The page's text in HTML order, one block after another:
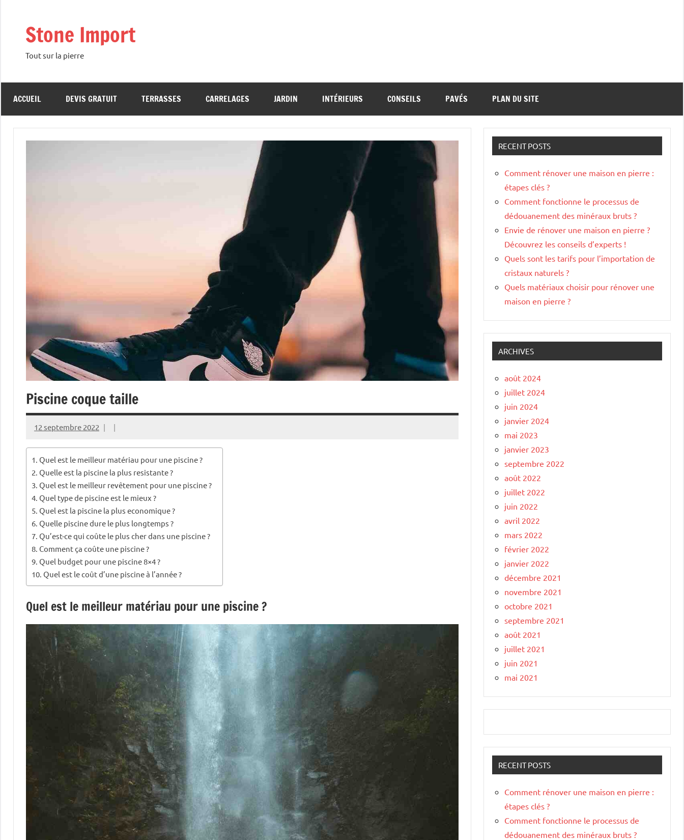
contenuStone Import
Tout sur la pierre
ACCUEIL DEVIS GRATUIT TERRASSES CARRELAGES JARDIN INTÉRIEURS CONSEILS PAVÉS PLAN DU SITE
Piscine coque taille
12 septembre 2022
Quel est le meilleur matériau pour une piscine ?
Quelle est la piscine la plus resistante ?
Quel est le meilleur revêtement pour une piscine ?
Quel type de piscine est le mieux ?
Quel est la piscine la plus economique ?
Quelle piscine dure le plus longtemps ?
Qu’est-ce qui coûte le plus cher dans une piscine ?
Comment ça coûte une piscine ?
Quel budget pour une piscine 8×4 ?
Quel est le coût d’une piscine à l’année ?
Quel est le meilleur matériau pour une piscine ?
RECENT POSTS
Comment rénover une maison en pierre :
étapes clés ?
Comment fonctionne le processus de
dédouanement des minéraux bruts ?
Envie de rénover une maison en pierre ?
Découvrez les conseils d’experts !
Quels sont les tarifs pour l’importation de
cristaux naturels ?
Quels matériaux choisir pour rénover une
maison en pierre ?
ARCHIVES
août 2024
juillet 2024
juin 2024
janvier 2024
mai 2023
janvier 2023
septembre 2022
août 2022
juillet 2022
juin 2022
avril 2022
mars 2022
février 2022
janvier 2022
décembre 2021
novembre 2021
octobre 2021
septembre 2021
août 2021
juillet 2021
juin 2021
mai 2021
RECENT POSTS
Comment rénover une maison en pierre :
étapes clés ?
Comment fonctionne le processus de
dédouanement des minéraux bruts ?